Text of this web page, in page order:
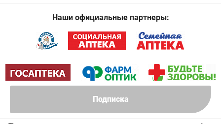
Подписка
Наши официальные партнеры: